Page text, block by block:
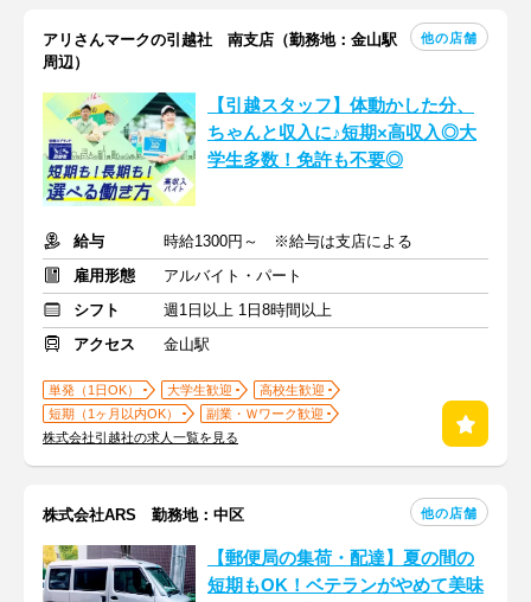
アリさんマークの引越社 南支店（勤務地：金山駅
周辺）
他の店舗
【引越スタッフ】体動かした分、
ちゃんと収入に♪短期×高収入◎大
学生多数！免許も不要◎
給与
時給1300円～ ※給与は支店による
雇用形態
アルバイト・パート
シフト
週1日以上 1日8時間以上
アクセス
金山駅
単発（1日OK） 大学生歓迎
高校生歓迎
短期（1ヶ月以内OK）
副業・Ｗワーク歓迎
株式会社引越社の求人一覧を見る
株式会社ARS 勤務地：中区 他の店舗
【郵便局の集荷・配達】夏の間の
短期もOK！ベテランがやめて美味